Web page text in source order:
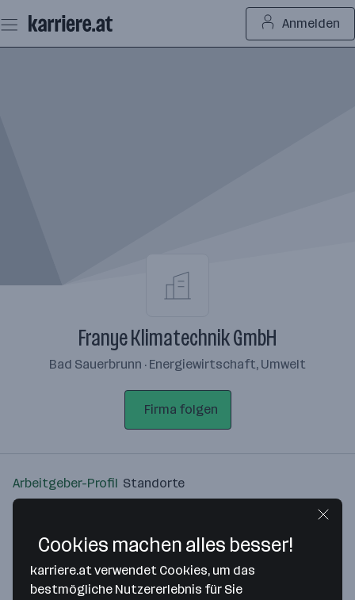
Seiteninhalt
springen
Anmelden
Franye Klimatechnik GmbH
Bad Sauerbrunn · Energiewirtschaft, Umwelt
Firma folgen
Arbeitgeber-Profil Standorte
Cookies machen alles besser!
karriere.at verwendet Cookies, um das
bestmögliche Nutzererlebnis für Sie